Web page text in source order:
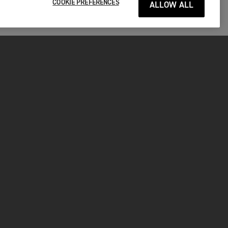
COOKIE PREFERENCES ALLOW ALL